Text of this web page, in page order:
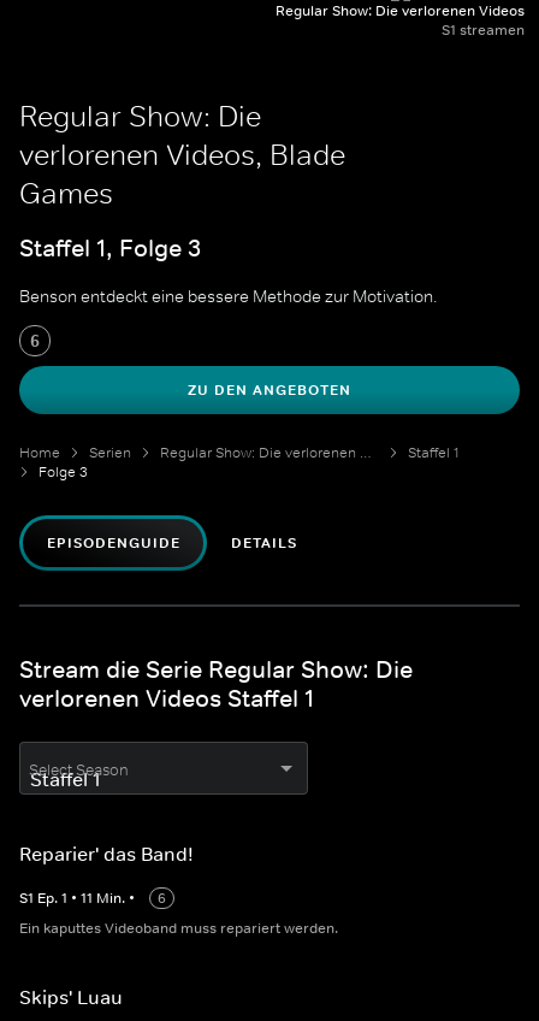
Regular Show: Die verlorenen Videos
S1 streamen
Regular Show: Die
verlorenen Videos, Blade
Games
Staffel 1, Folge 3
Benson entdeckt eine bessere Methode zur Motivation.
6
ZU DEN ANGEBOTEN
Home Serien Regular Show: Die verlorenen Videos
Staffel 1
Folge 3
EPISODENGUIDE DETAILS
Stream die Serie Regular Show: Die
verlorenen Videos Staffel 1
Select Season
Reparier' das Band!
S1 Ep.1 • 11 Min. •
6
Ein kaputtes Videoband muss repariert werden.
Skips' Luau